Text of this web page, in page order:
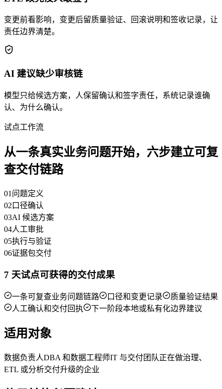
变更前看影响，变更后留质量验证、回滚说明和签收记录，让
责任边界清楚。
AI 建议缺少审核链
模型只给候选方案，人保留确认和签字责任，系统记录谁确
认、为什么确认。
试点工作流
从一条真实业务问题开始，六步建立可复
查交付链路
01 问题定义
02 口径确认
03AI 候选方案
04人工审批
05执行与验证
06证据包交付
7 天试点可获得的交付成果
一条可复查业务问题链路 口径和变更记录
质量验证结果
人工确认和交付回执
下一阶段本地或私有化边界建议
适用对象
数据负责人DBA 和数据工程师IT 与交付团队正在做治理、
ETL 或分析交付升级的企业